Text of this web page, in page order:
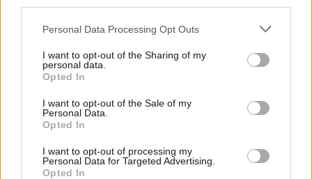
Please note that this website/app uses one or more Google
not limited to your visit or usage behaviour. You may click to
grant or deny consent to Google and its third-party tags to
use your data for below specified purposes in below Google
consent section.
Personal Data Processing Opt Outs
I want to opt-out of the Sharing of my
personal data.
Opted In
I want to opt-out of the Sale of my
Personal Data.
Opted In
I want to opt-out of processing my
Personal Data for Targeted Advertising.
Opted In
Μειώθηκε η κίνηση στα Στενά του
Ορμούζ εν αναμονή των συνομιλιών
Ιράν-Ομάν